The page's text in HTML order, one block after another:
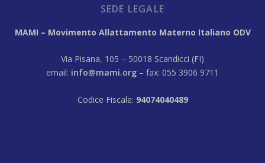
SEDE LEGALE
MAMI – Movimento Allattamento Materno Italiano ODV
Via Pisana, 105 – 50018 Scandicci (FI)
email: info@mami.org – fax: 055 3906 9711
Codice Fiscale: 94074040489